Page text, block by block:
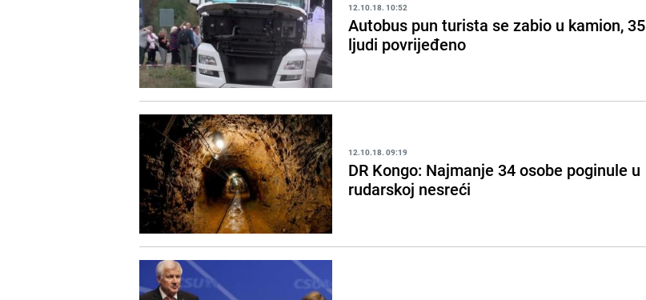
12.10.18. 10:52
Autobus pun turista se zabio u kamion, 35
ljudi povrijeđeno
12.10.18. 09:19
DR Kongo: Najmanje 34 osobe poginule u
rudarskoj nesreći